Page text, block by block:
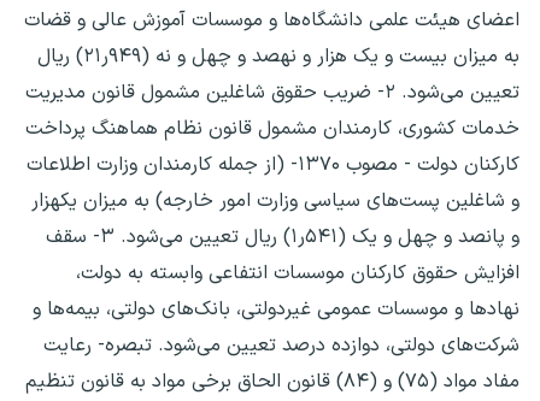
اعضای هیئت علمی دانشگاه‌ها و موسسات آموزش عالی و قضات
به میزان بیست و یک هزار و نهصد و چهل و نه (۹۴۹ر۲۱) ریال
تعیین می‌شود. ۲- ضریب حقوق شاغلین مشمول قانون مدیریت
خدمات کشوری، کارمندان مشمول قانون نظام هماهنگ پرداخت
کارکنان دولت‌ - مصوب ۱۳۷۰- (از جمله کارمندان وزارت اطلاعات
و شاغلین پست‌های سیاسی وزارت امور خارجه) به میزان یکهزار
و پانصد و چهل و یک (۵۴۱ر۱) ریال تعیین می‌شود. ۳- سقف
افزایش حقوق کارکنان موسسات انتفاعی وابسته به دولت،
نهادها و موسسات عمومی غیردولتی، بانک‌های دولتی، بیمه‌ها و
شرکت‌های دولتی، دوازده‌ درصد تعیین می‌شود. تبصره- رعایت
مفاد مواد (۷۵) و (۸۴) قانون الحاق برخی مواد به قانون تنظیم